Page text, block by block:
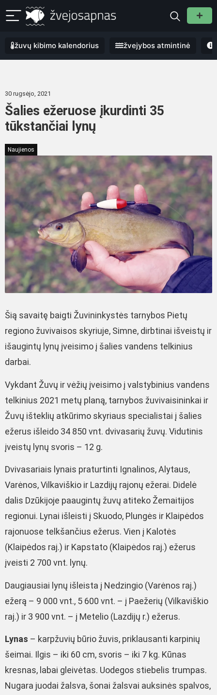
žuvų kibimo kalendorius žvejybos atmintinė
30 rugsėjo, 2021
Šalies ežeruose įkurdinti 35
tūkstančiai lynų
Naujienos
Šią savaitę baigti Žuvininkystės tarnybos Pietų
regiono žuvivaisos skyriuje, Simne, dirbtinai išveistų ir
išaugintų lynų įveisimo į šalies vandens telkinius
darbai.
Vykdant Žuvų ir vėžių įveisimo į valstybinius vandens
telkinius 2021 metų planą, tarnybos žuvivaisininkai ir
Žuvų išteklių atkūrimo skyriaus specialistai į šalies
ežerus išleido 34 850 vnt. dvivasarių žuvų. Vidutinis
įveistų lynų svoris – 12 g.
Dvivasariais lynais praturtinti Ignalinos, Alytaus,
Varėnos, Vilkaviškio ir Lazdijų rajonų ežerai. Didelė
dalis Dzūkijoje paaugintų žuvų atiteko Žemaitijos
regionui. Lynai išleisti į Skuodo, Plungės ir Klaipėdos
rajonuose telkšančius ežerus. Vien į Kalotės
(Klaipėdos raj.) ir Kapstato (Klaipėdos raj.) ežerus
įveisti 2 700 vnt. lynų.
Daugiausiai lynų išleista į Nedzingio (Varėnos raj.)
ežerą – 9 000 vnt., 5 600 vnt. – į Paežerių (Vilkaviškio
raj.) ir 3 900 vnt. – į Metelio (Lazdijų r.) ežerus.
Lynas – karpžuvių būrio žuvis, priklausanti karpinių
šeimai. Ilgis – iki 60 cm, svoris – iki 7 kg. Kūnas
kresnas, labai gleivėtas. Uodegos stiebelis trumpas.
Nugara juodai žalsva, šonai žalsvai auksinės spalvos,